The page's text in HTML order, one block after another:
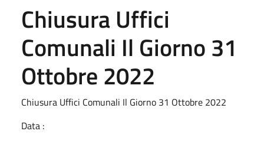
Chiusura Uffici
Comunali Il Giorno 31
Ottobre 2022
Chiusura Uffici Comunali Il Giorno 31 Ottobre 2022
Data :